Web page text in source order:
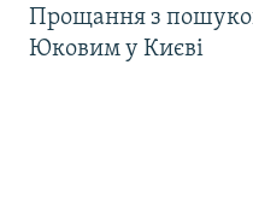
Прощання з
Юковим у Києві